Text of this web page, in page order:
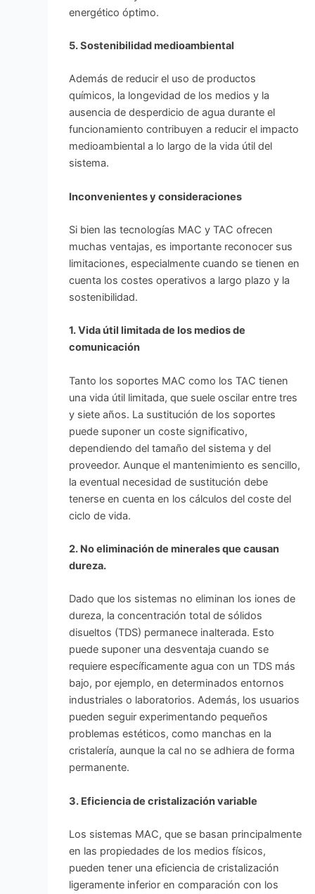
energético óptimo.
5. Sostenibilidad medioambiental
Además de reducir el uso de productos
químicos, la longevidad de los medios y la
ausencia de desperdicio de agua durante el
funcionamiento contribuyen a reducir el impacto
medioambiental a lo largo de la vida útil del
sistema.
Inconvenientes y consideraciones
Si bien las tecnologías MAC y TAC ofrecen
muchas ventajas, es importante reconocer sus
limitaciones, especialmente cuando se tienen en
cuenta los costes operativos a largo plazo y la
sostenibilidad.
1. Vida útil limitada de los medios de
comunicación
Tanto los soportes MAC como los TAC tienen
una vida útil limitada, que suele oscilar entre tres
y siete años. La sustitución de los soportes
puede suponer un coste significativo,
dependiendo del tamaño del sistema y del
proveedor. Aunque el mantenimiento es sencillo,
la eventual necesidad de sustitución debe
tenerse en cuenta en los cálculos del coste del
ciclo de vida.
2. No eliminación de minerales que causan
dureza.
Dado que los sistemas no eliminan los iones de
dureza, la concentración total de sólidos
disueltos (TDS) permanece inalterada. Esto
puede suponer una desventaja cuando se
requiere específicamente agua con un TDS más
bajo, por ejemplo, en determinados entornos
industriales o laboratorios. Además, los usuarios
pueden seguir experimentando pequeños
problemas estéticos, como manchas en la
cristalería, aunque la cal no se adhiera de forma
permanente.
3. Eficiencia de cristalización variable
Los sistemas MAC, que se basan principalmente
en las propiedades de los medios físicos,
pueden tener una eficiencia de cristalización
ligeramente inferior en comparación con los